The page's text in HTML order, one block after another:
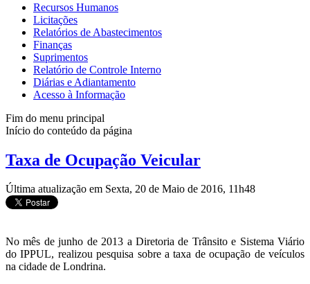
Recursos Humanos
Licitações
Relatórios de Abastecimentos
Finanças
Suprimentos
Relatório de Controle Interno
Diárias e Adiantamento
Acesso à Informação
Fim do menu principal
Início do conteúdo da página
Taxa de Ocupação Veicular
Última atualização em Sexta, 20 de Maio de 2016, 11h48
No mês de junho de 2013 a Diretoria de Trânsito e Sistema Viário
do IPPUL, realizou pesquisa sobre a taxa de ocupação de veículos
na cidade de Londrina.